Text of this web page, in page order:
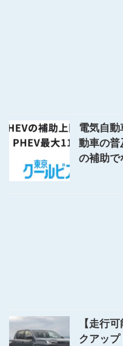
電気自動
動車の普
の補助で
【走行
クアッ